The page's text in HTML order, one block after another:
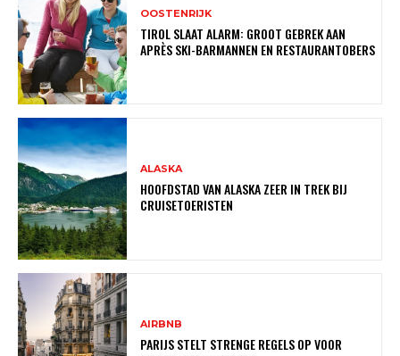
OOSTENRIJK
TIROL SLAAT ALARM: GROOT GEBREK AAN
APRÈS SKI-BARMANNEN EN RESTAURANTOBERS
ALASKA
HOOFDSTAD VAN ALASKA ZEER IN TREK BIJ
CRUISETOERISTEN
AIRBNB
PARIJS STELT STRENGE REGELS OP VOOR